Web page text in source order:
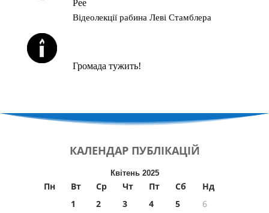
Рее
Відеолекції рабина Леві Стамблера
Громада тужить!
КАЛЕНДАР ПУБЛІКАЦІЙ
Квітень 2025
Пн Вт Ср Чт Пт Сб
Нд
1
2 3 4 5
6